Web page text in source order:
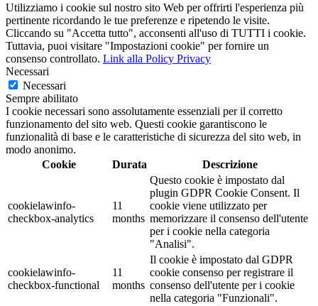
Utilizziamo i cookie sul nostro sito Web per offrirti l'esperienza più
pertinente ricordando le tue preferenze e ripetendo le visite.
Cliccando su "Accetta tutto", acconsenti all'uso di TUTTI i cookie.
Tuttavia, puoi visitare "Impostazioni cookie" per fornire un
consenso controllato. Link alla Policy Privacy
Necessari
Necessari
Sempre abilitato
I cookie necessari sono assolutamente essenziali per il corretto
funzionamento del sito web. Questi cookie garantiscono le
funzionalità di base e le caratteristiche di sicurezza del sito web, in
modo anonimo.
Cookie
Durata Descrizione
cookielawinfo-
checkbox-analytics
11
months
Questo cookie è impostato dal
plugin GDPR Cookie Consent. Il
cookie viene utilizzato per
memorizzare il consenso dell'utente
per i cookie nella categoria
"Analisi".
cookielawinfo-
checkbox-functional
11
months
Il cookie è impostato dal GDPR
cookie consenso per registrare il
consenso dell'utente per i cookie
nella categoria "Funzionali".